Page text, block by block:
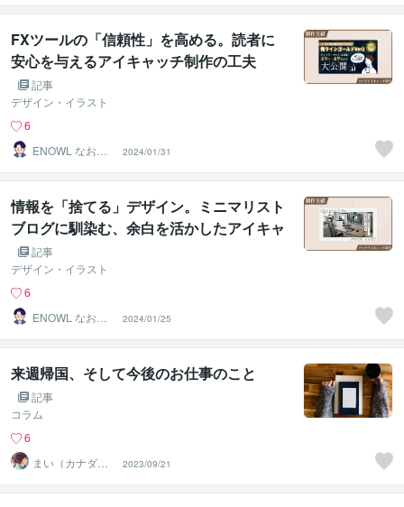
FXツールの「信頼性」を高める。読者に
安心を与えるアイキャッチ制作の工夫
記事
デザイン・イラスト
6
ENOWL なお
【Webデザイナ
ー】
2024/01/31
情報を「捨てる」デザイン。ミニマリスト
ブログに馴染む、余白を活かしたアイキャ
ッチ制作
記事
デザイン・イラスト
6
ENOWL なお
【Webデザイナ
ー】
2024/01/25
来週帰国、そして今後のお仕事のこと
記事
コラム
6
まい（カナダ在
住）
2023/09/21